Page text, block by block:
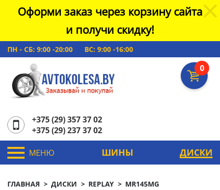
Оформи заказ через корзину сайта
и получи скидку!
ПН - СБ: 9:00 -20:00 ВС: 9:00 -16:00
0
+375 (29) 357 37 02
+375 (29) 237 37 02
МЕНЮ ШИНЫ ДИСКИ
ГЛАВНАЯ ДИСКИ REPLAY MR145MG